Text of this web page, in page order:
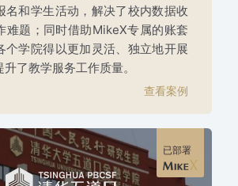
名和学生活动，解决了校内数据收
难题；同时借助MikeX专属的账套
个学院得以更加灵活、独立地开展
了教学服务工作质量。
查看案例
已部署